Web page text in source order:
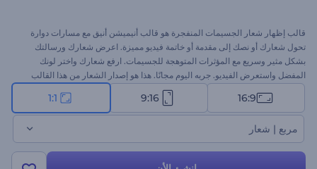
قالب إظهار شعار الجسيمات المنفجرة هو قالب أنيميشن أنيق مع مسارات دوارة
تحول شعارك أو نصك إلى مقدمة أو خاتمة فيديو مميزة. اعرض شعارك ورسالتك
بشكل مثير وسريع مع المؤثرات المتوهجة للجسيمات. ارفع شعارك واختر لونك
المفضل واستعرض الفيديو. جربه اليوم مجانًا. هذا هو إصدار الشعار من هذا القالب
16:9
9:16
1:1
مربع | شعار